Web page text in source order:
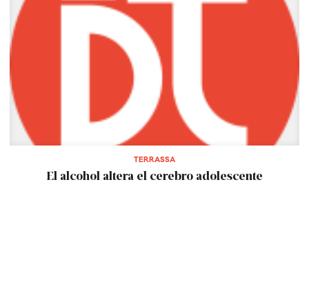
TERRASSA
El alcohol altera el cerebro adolescente